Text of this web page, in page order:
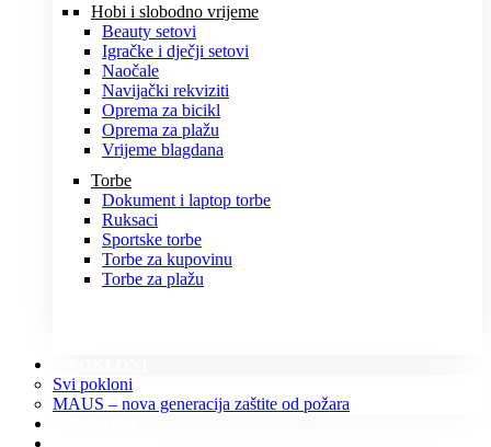
Hobi i slobodno vrijeme
Beauty setovi
Igračke i dječji setovi
Naočale
Navijački rekviziti
Oprema za bicikl
Oprema za plažu
Vrijeme blagdana
Torbe
Dokument i laptop torbe
Ruksaci
Sportske torbe
Torbe za kupovinu
Torbe za plažu
Svi pokloni
MAUS – nova generacija zaštite od požara